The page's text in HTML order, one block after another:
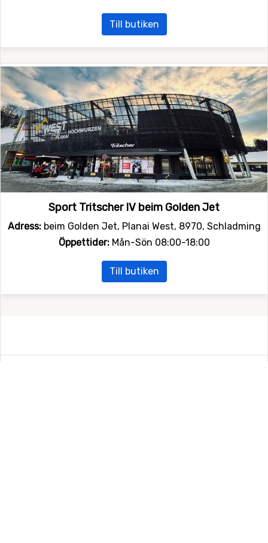
Till butiken
Sport Tritscher IV beim Golden Jet
Adress:beim Golden Jet, Planai West, 8970, Schladming
Öppettider:Mån-Sön 08:00-18:00
Till butiken